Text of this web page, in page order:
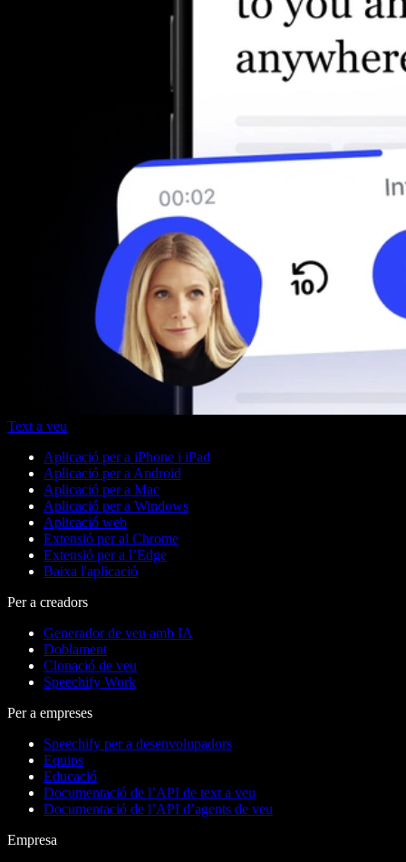
Text a veu
Aplicació per a iPhone i iPad
Aplicació per a Android
Aplicació per a Mac
Aplicació per a Windows
Aplicació web
Extensió per al Chrome
Extensió per a l’Edge
Baixa l'aplicació
Per a creadors
Generador de veu amb IA
Doblament
Clonació de veu
Speechify Work
Per a empreses
Speechify per a desenvolupadors
Equips
Educació
Documentació de l’API de text a veu
Documentació de l’API d’agents de veu
Empresa